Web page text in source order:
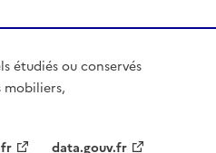
étudiés ou conservés
mobiliers,
data.gouv.fr